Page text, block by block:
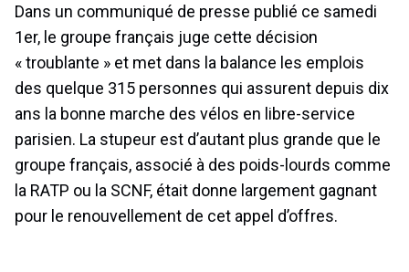
Dans un communiqué de presse publié ce samedi
1er, le groupe français juge cette décision
« troublante » et met dans la balance les emplois
des quelque 315 personnes qui assurent depuis dix
ans la bonne marche des vélos en libre-service
parisien. La stupeur est d’autant plus grande que le
groupe français, associé à des poids-lourds comme
la RATP ou la SCNF, était donne largement gagnant
pour le renouvellement de cet appel d’offres.